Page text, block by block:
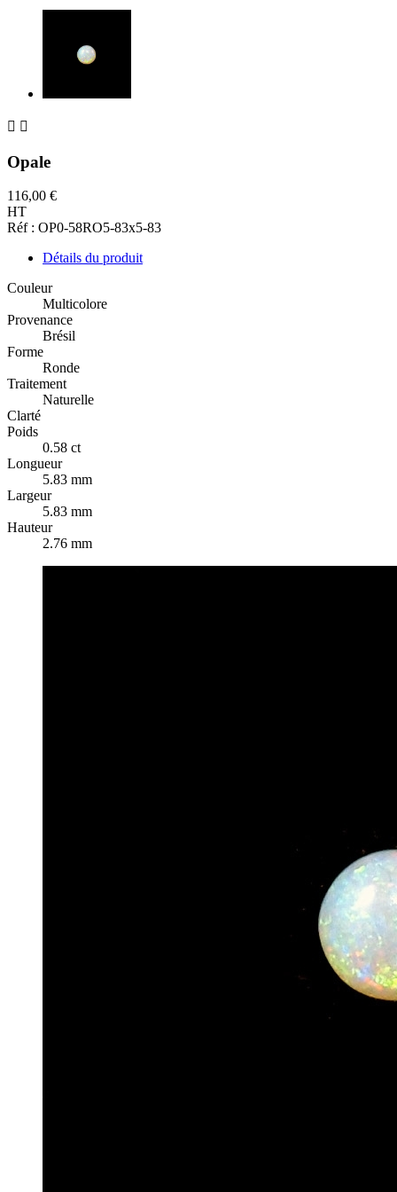
 
Opale
116,00 €
HT
Réf : OP0-58RO5-83x5-83
Détails du produit
Couleur
Multicolore
Provenance
Brésil
Forme
Ronde
Traitement
Naturelle
Clarté
Poids
0.58 ct
Longueur
5.83 mm
Largeur
5.83 mm
Hauteur
2.76 mm